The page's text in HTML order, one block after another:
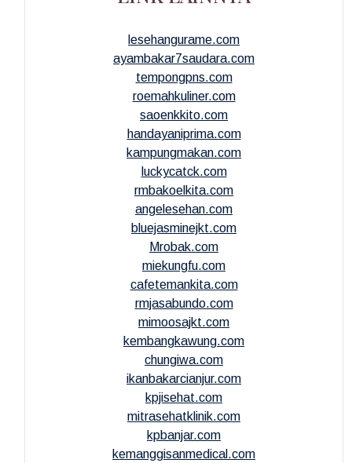
lesehangurame.com
ayambakar7saudara.com
tempongpns.com
roemahkuliner.com
saoenkkito.com
handayaniprima.com
kampungmakan.com
luckycatck.com
rmbakoelkita.com
angelesehan.com
bluejasminejkt.com
Mrobak.com
miekungfu.com
cafetemankita.com
rmjasabundo.com
mimoosajkt.com
kembangkawung.com
chungiwa.com
ikanbakarcianjur.com
kpjisehat.com
mitrasehatklinik.com
kpbanjar.com
kemanggisanmedical.com